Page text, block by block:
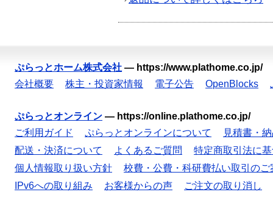
ぷらっとホーム株式会社 — https://www.plathome.co.jp/
会社概要
株主・投資家情報 電子公告 OpenBlocks
ぷらっとオンライン — https://online.plathome.co.jp/
ご利用ガイド
ぷらっとオンラインについて
見積書・
配送・決済について
よくあるご質問
特定商取引法に
個人情報取り扱い方針
校費・公費・科研費払い取引のご
IPv6への取り組み
お客様からの声 ご注文の取り消し